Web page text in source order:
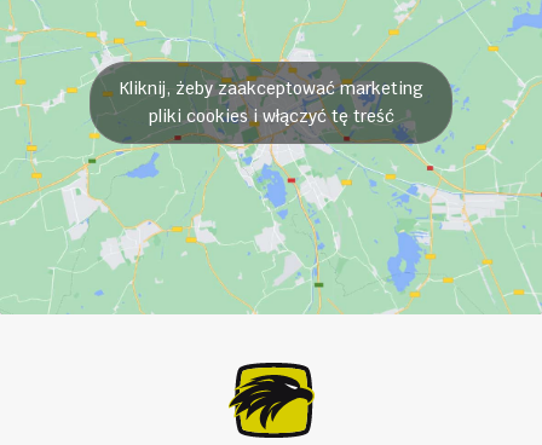
Kliknij, żeby zaakceptować marketing
pliki cookies i włączyć tę treść